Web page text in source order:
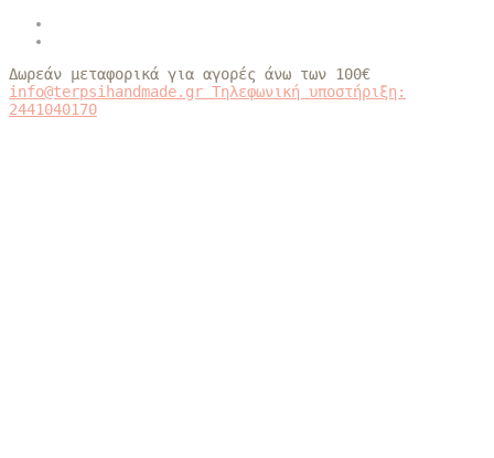
Δωρεάν μεταφορικά για αγορές άνω των 100€
info@terpsihandmade.gr Τηλεφωνική υποστήριξη:
2441040170